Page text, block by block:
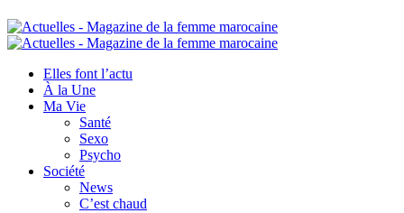
Elles font l’actu
À la Une
Ma Vie
Santé
Sexo
Psycho
Société
News
C’est chaud